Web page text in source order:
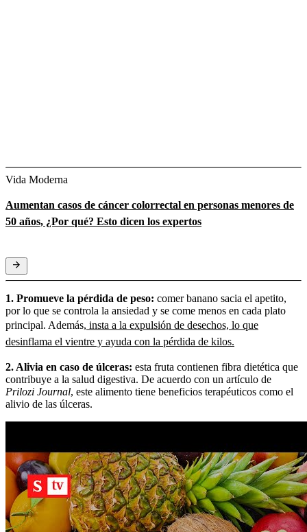
Vida Moderna
Aumentan casos de cáncer colorrectal en personas menores de
50 años, ¿Por qué? Esto dicen los expertos
1. Promueve la pérdida de peso: comer banano sacia el apetito,
por lo que se controla la ansiedad y se come menos en cada plato
principal. Además, insta a la expulsión de desechos, lo que
desinflama el vientre y ayuda con la pérdida de kilos.
2. Alivia en caso de úlceras: esta fruta contienen fibra dietética que
contribuye a la salud digestiva. De acuerdo con un artículo de
Prilozi Journal, este alimento tiene beneficios terapéuticos como el
alivio de las úlceras.